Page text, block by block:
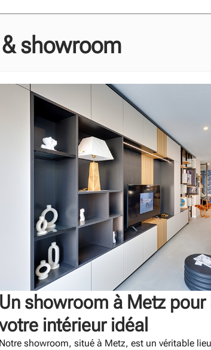
showroom
Un showroom à Metz
intérieur idéal
Notre showroom, situé à Metz, est un véritable